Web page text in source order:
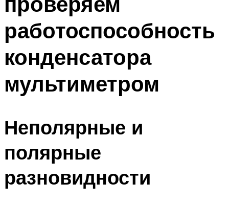
работоспособность
конденсатора
мультиметром
Неполярные и
полярные
разновидности